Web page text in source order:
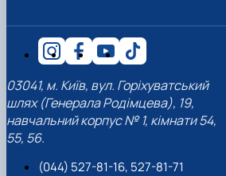
03041, м. Київ, вул. Горіхуватський
шлях (Генерала Родімцева), 19,
навчальний корпус № 1, кімнати 54,
55, 56.
(044) 527-81-16, 527-81-71